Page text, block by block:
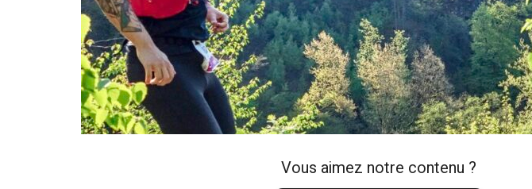
Vous aimez notre contenu ?